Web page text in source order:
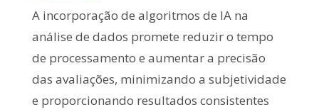
A incorporação de algoritmos de IA na
análise de dados promete reduzir o tempo
de processamento e aumentar a precisão
das avaliações, minimizando a subjetividade
e proporcionando resultados consistentes